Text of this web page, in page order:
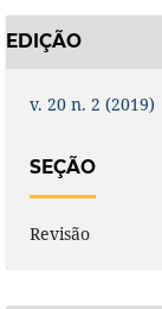
EDIÇÃO
v. 20 n. 2 (2019)
SEÇÃO
Revisão